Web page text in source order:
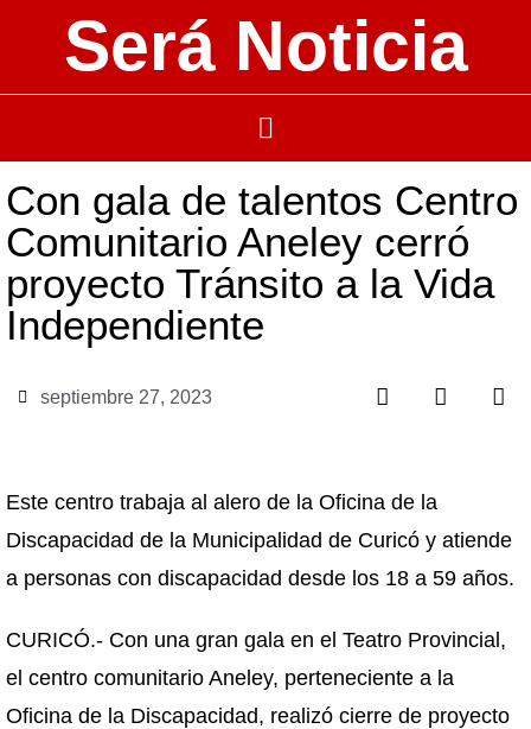
Será Noticia
Con gala de talentos Centro
Comunitario Aneley cerró
proyecto Tránsito a la Vida
Independiente
septiembre 27, 2023
Este centro trabaja al alero de la Oficina de la
Discapacidad de la Municipalidad de Curicó y atiende
a personas con discapacidad desde los 18 a 59 años.
CURICÓ.- Con una gran gala en el Teatro Provincial,
el centro comunitario Aneley, perteneciente a la
Oficina de la Discapacidad, realizó cierre de proyecto